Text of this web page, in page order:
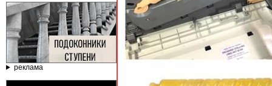
реклама